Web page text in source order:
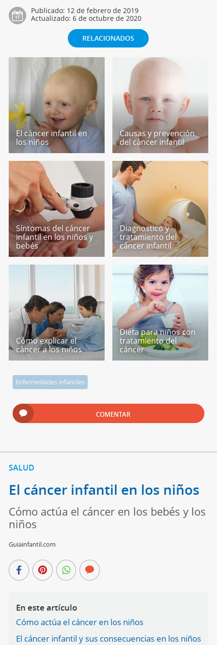
Publicado: 12 de febrero de 2019
Actualizado: 6 de octubre de 2020
RELACIONADOS
El cáncer infantil en
los niños
Causas y prevención
del cáncer infantil
Síntomas del cáncer
infantil en los niños y
bebés
Diagnostico y
tratamiento del
cáncer infantil
Cómo explicar el
cáncer a los niños
Dieta para niños con
tratamiento del
cáncer
Enfermedades infantiles
COMENTAR
SALUD
El cáncer infantil en los niños
Cómo actúa el cáncer en los bebés y los
niños
Guiainfantil.com
En este artículo
Cómo actúa el cáncer en los niños
El cáncer infantil y sus consecuencias en los niños